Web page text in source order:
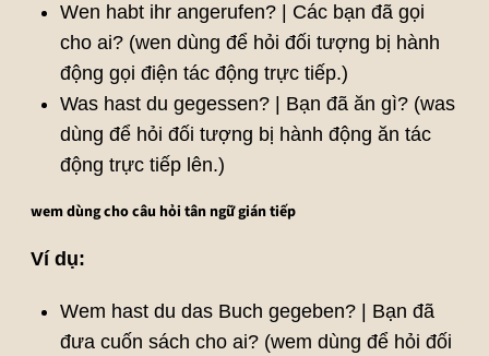
Wen habt ihr angerufen? | Các bạn đã gọi
cho ai? (wen dùng để hỏi đối tượng bị hành
động gọi điện tác động trực tiếp.)
Was hast du gegessen? | Bạn đã ăn gì? (was
dùng để hỏi đối tượng bị hành động ăn tác
động trực tiếp lên.)
wem dùng cho câu hỏi tân ngữ gián tiếp
Ví dụ:
Wem hast du das Buch gegeben? | Bạn đã
đưa cuốn sách cho ai? (wem dùng để hỏi đối